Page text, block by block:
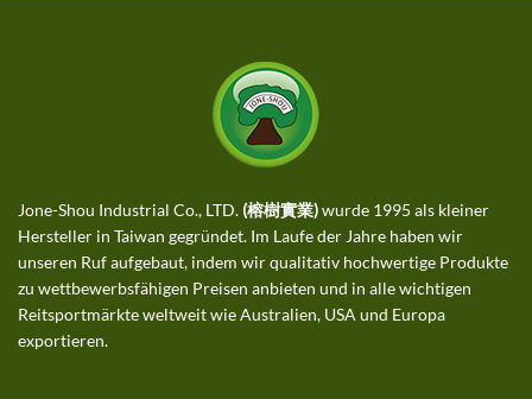
Jone-Shou Industrial Co., LTD. (榕樹實業)wurde 1995 als kleiner
Hersteller in Taiwan gegründet. Im Laufe der Jahre haben wir
unseren Ruf aufgebaut, indem wir qualitativ hochwertige Produkte
zu wettbewerbsfähigen Preisen anbieten und in alle wichtigen
Reitsportmärkte weltweit wie Australien, USA und Europa
exportieren.